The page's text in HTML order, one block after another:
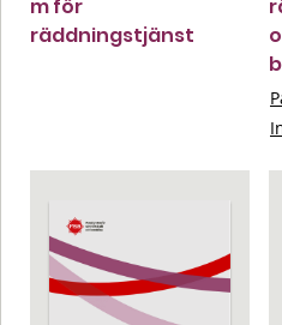
m för
räddningstjänst